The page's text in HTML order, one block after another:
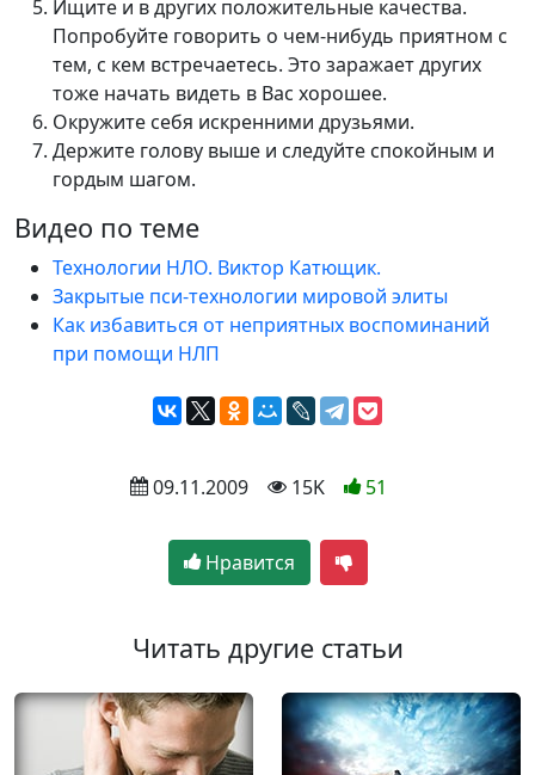
Ищите и в других положительные качества.
Попробуйте говорить о чем-нибудь приятном с
тем, с кем встречаетесь. Это заражает других
тоже начать видеть в Вас хорошее.
Окружите себя искренними друзьями.
Держите голову выше и следуйте спокойным и
гордым шагом.
Видео по теме
Технологии НЛО. Виктор Катющик.
Закрытые пси-технологии мировой элиты
Как избавиться от неприятных воспоминаний
при помощи НЛП
09.11.2009 15K 51
Нравится
Читать другие статьи